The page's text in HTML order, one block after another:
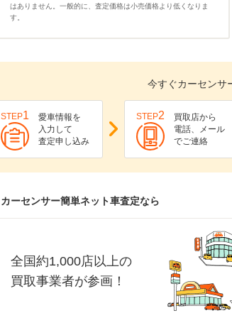
はありません。一般的に、査定価格は小売価格より低くなりま
す。
今すぐカーセンサ
STEP1
愛車情報を
入力して
査定申し込み
STEP2
買取店から
電話、メール
でご連絡
カーセンサー簡単ネット車査定なら
全国約1,000店以上の
買取事業者が参画！